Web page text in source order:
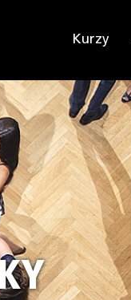
Kurzy